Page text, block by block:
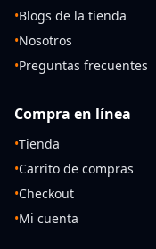
•Blogs de la tienda
•Nosotros
•Preguntas frecuentes
Compra en línea
•Tienda
•Carrito de compras
•Checkout
•Mi cuenta